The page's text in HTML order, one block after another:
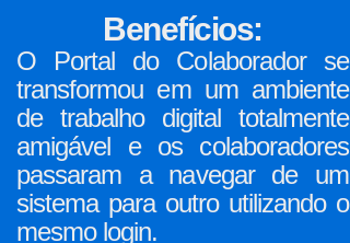
Benefícios:
O Portal do Colaborador se
transformou em um ambiente
de trabalho digital totalmente
amigável e os colaboradores
passaram a navegar de um
sistema para outro utilizando o
mesmo login.